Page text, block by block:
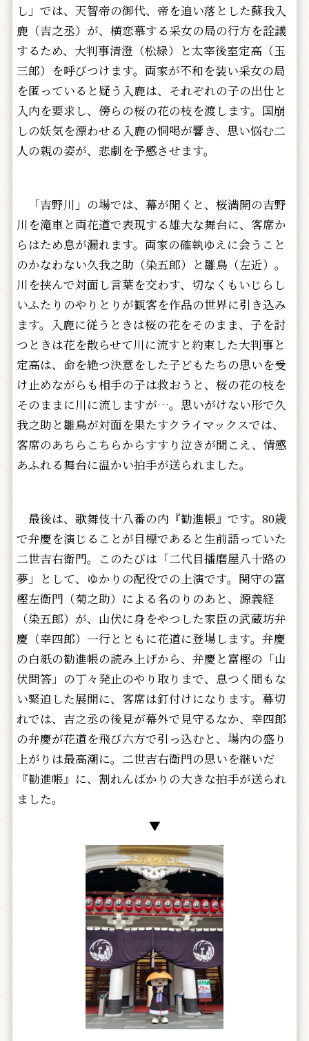
し」では、天智帝の御代、帝を追い落とした蘇我入
鹿（吉之丞）が、横恋慕する采女の局の行方を詮議
するため、大判事清澄（松緑）と太宰後室定高（玉
三郎）を呼びつけます。両家が不和を装い采女の局
を匿っていると疑う入鹿は、それぞれの子の出仕と
入内を要求し、傍らの桜の花の枝を渡します。国崩
しの妖気を漂わせる入鹿の恫喝が響き、思い悩む二
人の親の姿が、悲劇を予感させます。
「吉野川」の場では、幕が開くと、桜満開の吉野
川を滝車と両花道で表現する雄大な舞台に、客席か
らはため息が漏れます。両家の確執ゆえに会うこと
のかなわない久我之助（染五郎）と雛鳥（左近）。
川を挟んで対面し言葉を交わす、切なくもいじらし
いふたりのやりとりが観客を作品の世界に引き込み
ます。入鹿に従うときは桜の花をそのまま、子を討
つときは花を散らせて川に流すと約束した大判事と
定高は、命を絶つ決意をした子どもたちの思いを受
け止めながらも相手の子は救おうと、桜の花の枝を
そのままに川に流しますが…。思いがけない形で久
我之助と雛鳥が対面を果たすクライマックスでは、
客席のあちらこちらからすすり泣きが聞こえ、情感
あふれる舞台に温かい拍手が送られました。
最後は、歌舞伎十八番の内『勧進帳』です。80歳
で弁慶を演じることが目標であると生前語っていた
二世吉右衛門。このたびは「二代目播磨屋八十路の
夢」として、ゆかりの配役での上演です。関守の富
樫左衛門（菊之助）による名のりのあと、源義経
（染五郎）が、山伏に身をやつした家臣の武蔵坊弁
慶（幸四郎）一行とともに花道に登場します。弁慶
の白紙の勧進帳の読み上げから、弁慶と富樫の「山
伏問答」の丁々発止のやり取りまで、息つく間もな
い緊迫した展開に、客席は釘付けになります。幕切
れでは、吉之丞の後見が幕外で見守るなか、幸四郎
の弁慶が花道を飛び六方で引っ込むと、場内の盛り
上がりは最高潮に。二世吉右衛門の思いを継いだ
『勧進帳』に、割れんばかりの大きな拍手が送られ
ました。
▼